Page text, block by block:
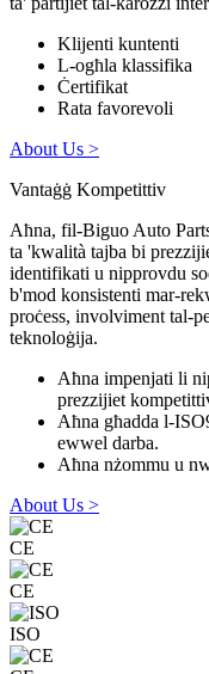
Klijenti kuntenti
L-ogħla klassifika
Ċertifikat
Rata favorevoli
About Us >
Vantaġġ Kompetittiv
Aħna, fil-Biguo Auto
ta 'kwalità tajba bi
identifikati u nipprovdu
b'mod konsistenti mar-
proċess, involviment tal-
teknoloġija.
Aħna impenjati li
prezzijiet
Aħna għadda l-
ewwel darba.
Aħna nżommu u
About Us >
CE
CE
ISO